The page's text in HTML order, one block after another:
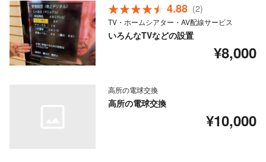
4.88 (2)
TV・ホームシアター・AV配線サービス
いろんなTVなどの設置
¥8,000
高所の電球交換
高所の電球交換
¥10,000